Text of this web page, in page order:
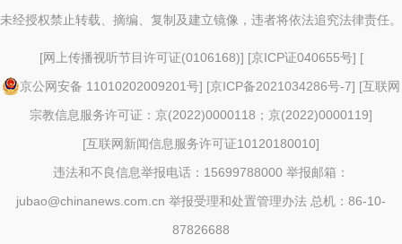
未经授权禁止转载、摘编、复制及建立镜像，违者将依法追究法律责任。
[网上传播视听节目许可证(0106168)] [京ICP证040655号] [
京公网安备 11010202009201号] [京ICP备2021034286号-7] [互联网
宗教信息服务许可证：京(2022)0000118；京(2022)0000119]
[互联网新闻信息服务许可证10120180010]
违法和不良信息举报电话：15699788000 举报邮箱：
jubao@chinanews.com.cn 举报受理和处置管理办法 总机：86-10-
87826688